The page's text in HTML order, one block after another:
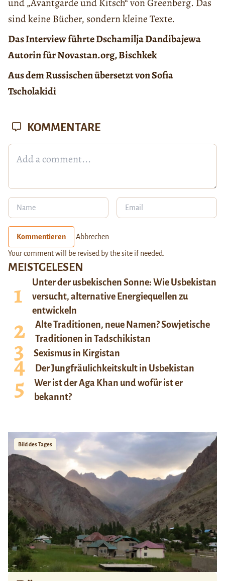
und „Avantgarde und Kitsch“ von Greenberg. Das
sind keine Bücher, sondern kleine Texte.
Das Interview führte Dschamilja Dandibajewa
Autorin für Novastan.org, Bischkek
Aus dem Russischen übersetzt von Sofia
Tscholakidi
MEISTGELESEN
Unter der usbekischen Sonne: Wie Usbekistan
versucht, alternative Energiequellen zu
entwickeln
Alte Traditionen, neue Namen? Sowjetische
Traditionen in Tadschikistan
Sexismus in Kirgistan
Der Jungfräulichkeitskult in Usbekistan
Wer ist der Aga Khan und wofür ist er
bekannt?
Bild des Tages
KOMMENTARE
Kommentieren Abbrechen
Your comment will be revised by the site if needed.